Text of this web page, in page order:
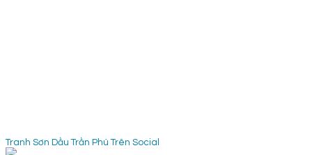
Tranh Sơn Dầu Trần Phú Trên Social